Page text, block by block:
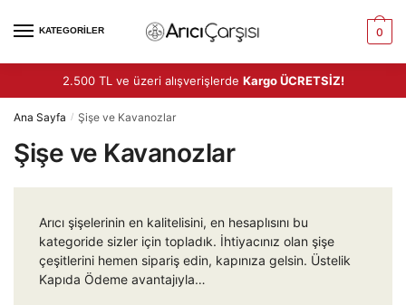
KATEGORİLER 0
2.500 TL ve üzeri alışverişlerde Kargo ÜCRETSİZ!
Ana Sayfa / Şişe ve Kavanozlar
Şişe ve Kavanozlar
Arıcı şişelerinin en kalitelisini, en hesaplısını bu
kategoride sizler için topladık. İhtiyacınız olan şişe
çeşitlerini hemen sipariş edin, kapınıza gelsin. Üstelik
Kapıda Ödeme avantajıyla…